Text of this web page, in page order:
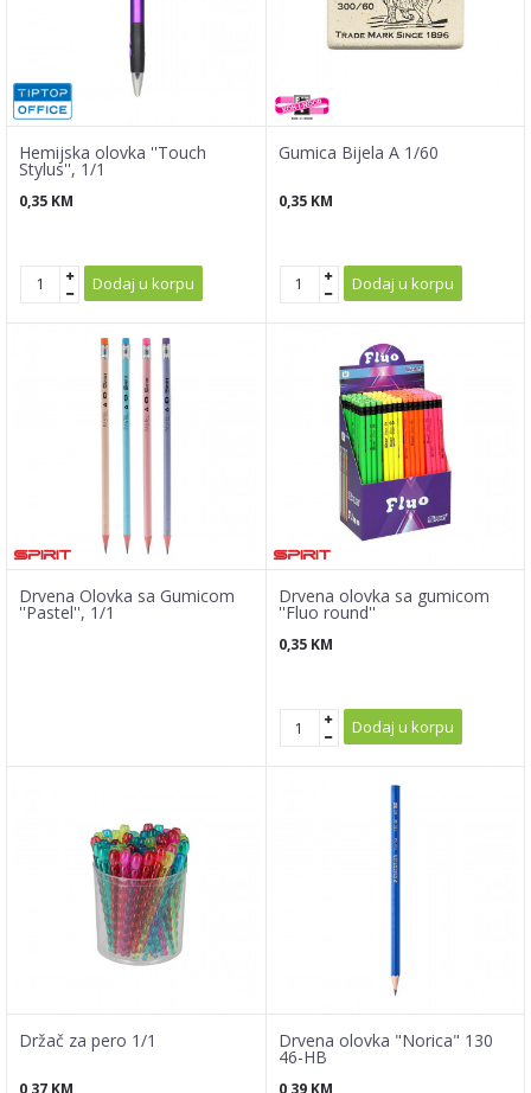
Hemijska olovka ''Touch
Stylus'', 1/1
0,35 KM
Dodaj u korpu
Gumica Bijela A 1/60
0,35 KM
Dodaj u korpu
Drvena Olovka sa Gumicom
''Pastel'', 1/1
Drvena olovka sa gumicom
''Fluo round''
0,35 KM
Dodaj u korpu
Držač za pero 1/1
0,37 KM
Drvena olovka "Norica" 130
46-HB
0,39 KM